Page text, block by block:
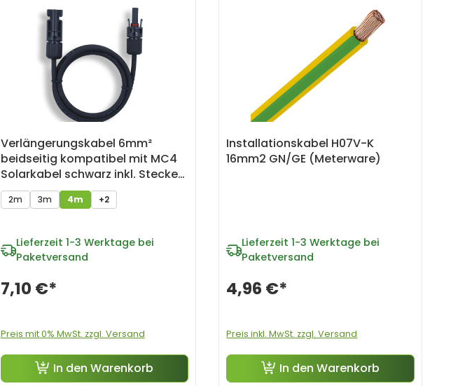
Verlängerungskabel 6mm²
beidseitig kompatibel mit MC4
Solarkabel schwarz inkl. Stecker
- 4m
2m 3m 4m +2
Lieferzeit 1-3 Werktage bei
Paketversand
7,10 €*
Preis mit 0% MwSt. zzgl. Versand
In den Warenkorb
Installationskabel H07V-K
16mm2 GN/GE (Meterware)
Lieferzeit 1-3 Werktage bei
Paketversand
4,96 €*
Preis inkl. MwSt. zzgl. Versand
In den Warenkorb